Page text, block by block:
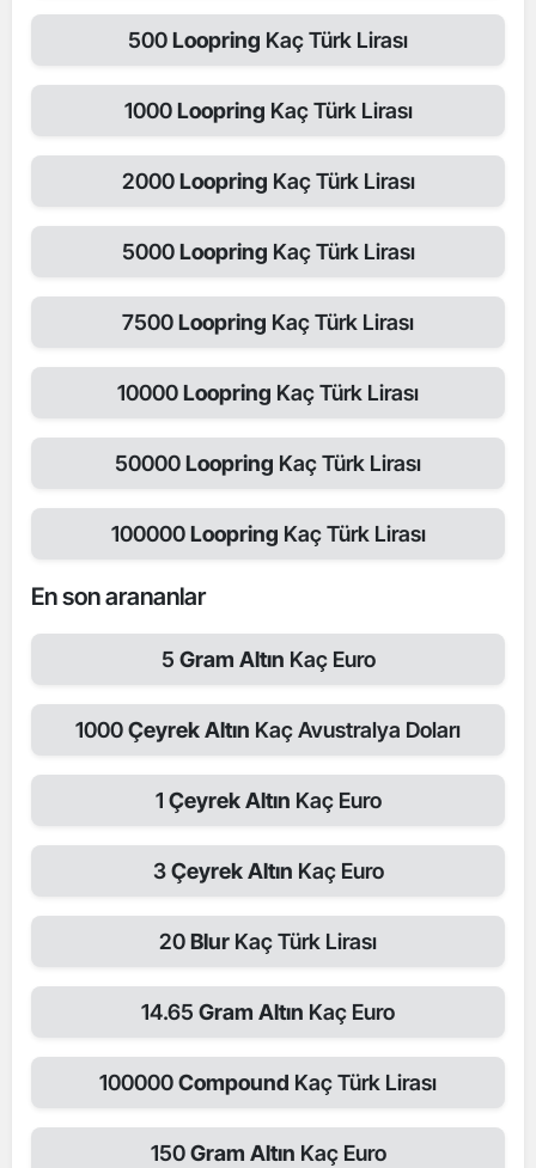
500Loopring Kaç Türk Lirası
1000Loopring Kaç Türk Lirası
2000Loopring Kaç Türk Lirası
5000Loopring Kaç Türk Lirası
7500Loopring Kaç Türk Lirası
10000Loopring Kaç Türk Lirası
50000Loopring Kaç Türk Lirası
100000Loopring Kaç Türk Lirası
En son arananlar
5 Gram Altın Kaç Euro
1000Çeyrek Altın Kaç Avustralya Doları
1 Çeyrek Altın Kaç Euro
3Çeyrek Altın Kaç Euro
20Blur Kaç Türk Lirası
14.65 Gram Altın Kaç Euro
100000Compound Kaç Türk Lirası
150Gram Altın Kaç Euro